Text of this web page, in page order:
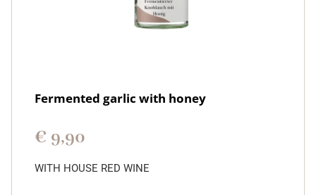
Fermented garlic with honey
€ 9,90
WITH HOUSE RED WINE